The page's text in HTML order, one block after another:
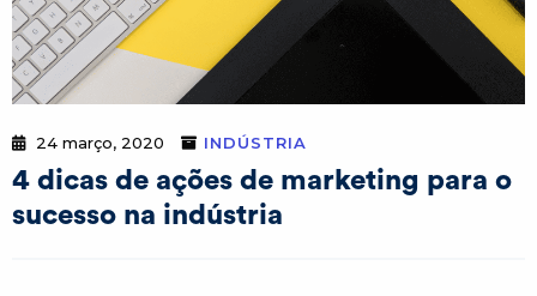
24 março, 2020 INDÚSTRIA
4 dicas de ações de marketing para o
sucesso na indústria